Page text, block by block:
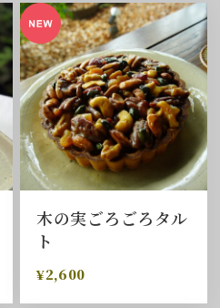
木の実ごろごろタル
ト
¥2,600